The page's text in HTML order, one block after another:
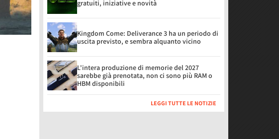
gratuiti, iniziative e novità
Kingdom Come: Deliverance 3 ha un periodo di
uscita previsto, e sembra alquanto vicino
L'intera produzione di memorie del 2027
sarebbe già prenotata, non ci sono più RAM o
HBM disponibili
LEGGI TUTTE LE NOTIZIE